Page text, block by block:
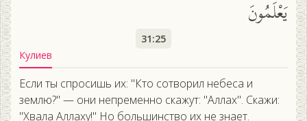
يَعْلَمُونَ
31:25
Кулиев
Если ты спросишь их: "Кто сотворил небеса и
землю?" — они непременно скажут: "Аллах". Скажи:
"Хвала Аллаху!" Но большинство их не знает.